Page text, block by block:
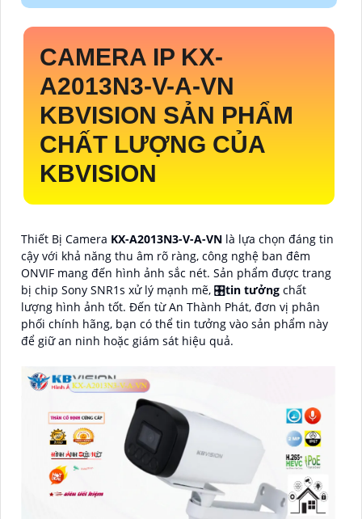
CAMERA IP KX-
A2013N3-V-A-VN
KBVISION SẢN PHẨM
CHẤT LƯỢNG CỦA
KBVISION
Thiết Bị Camera KX-A2013N3-V-A-VN là lựa chọn đáng tin
cậy với khả năng thu âm rõ ràng, công nghệ ban đêm
ONVIF mang đến hình ảnh sắc nét. Sản phẩm được trang
bị chip Sony SNR1s xử lý mạnh mẽ, 🎛tin tưởng chất
lượng hình ảnh tốt. Đến từ An Thành Phát, đơn vị phân
phối chính hãng, bạn có thể tin tưởng vào sản phẩm này
để giữ an ninh hoặc giám sát hiệu quả.